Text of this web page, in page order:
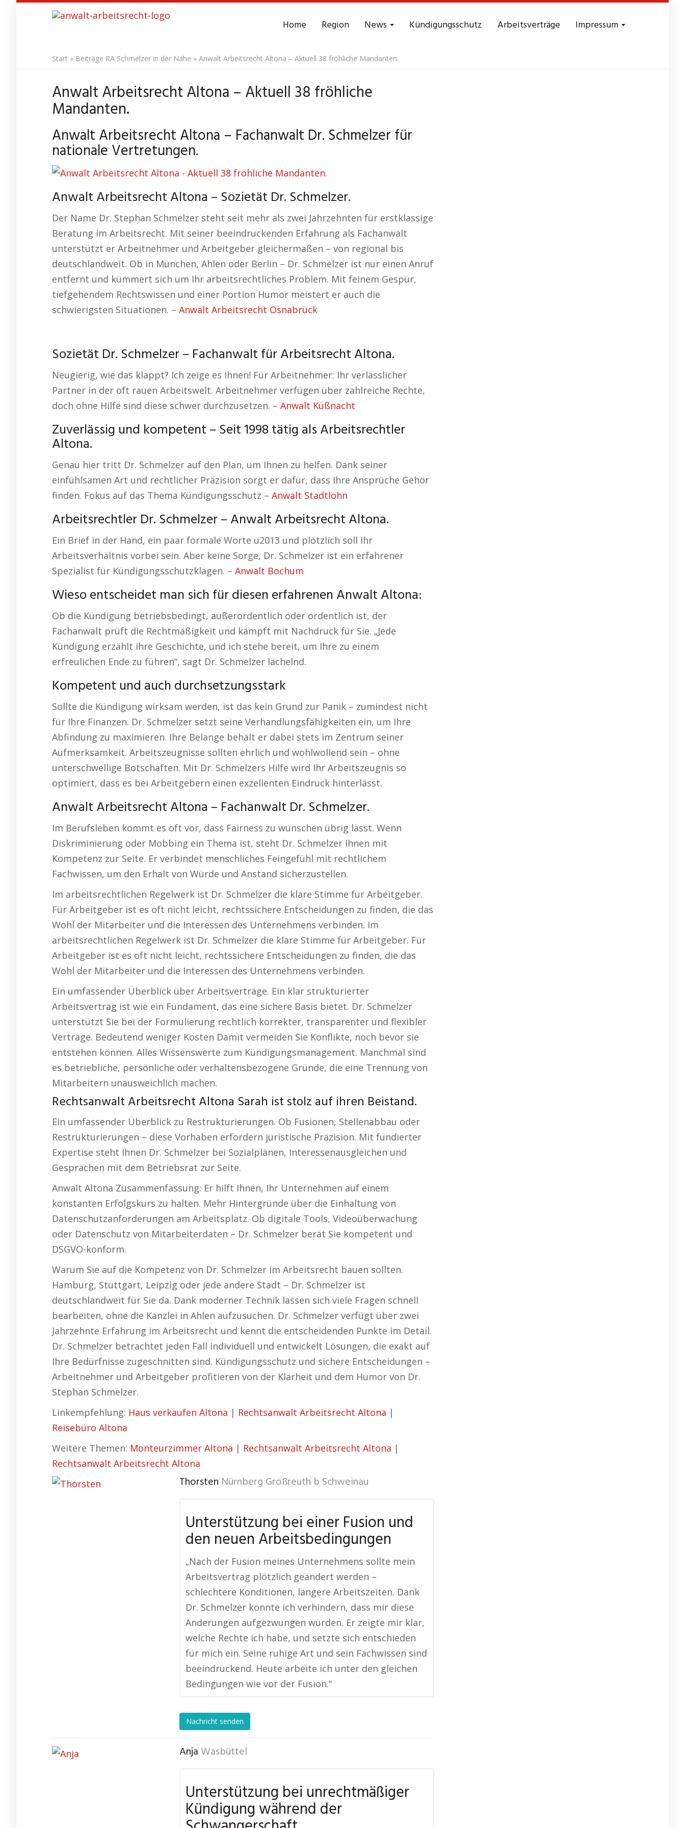
Home Region News Kündigungsschutz Arbeitsverträge Impressum
Start » Beiträge RA Schmelzer in der Nähe » Anwalt Arbeitsrecht Altona – Aktuell 38 fröhliche Mandanten.
Anwalt Arbeitsrecht Altona – Aktuell 38 fröhliche
Mandanten.
Anwalt Arbeitsrecht Altona – Fachanwalt Dr. Schmelzer für
nationale Vertretungen.
Anwalt Arbeitsrecht Altona – Sozietät Dr. Schmelzer.
Der Name Dr. Stephan Schmelzer steht seit mehr als zwei Jahrzehnten für erstklassige
Beratung im Arbeitsrecht. Mit seiner beeindruckenden Erfahrung als Fachanwalt
unterstützt er Arbeitnehmer und Arbeitgeber gleichermaßen – von regional bis
deutschlandweit. Ob in München, Ahlen oder Berlin – Dr. Schmelzer ist nur einen Anruf
entfernt und kümmert sich um Ihr arbeitsrechtliches Problem. Mit feinem Gespür,
tiefgehendem Rechtswissen und einer Portion Humor meistert er auch die
schwierigsten Situationen. – Anwalt Arbeitsrecht Osnabrück
Sozietät Dr. Schmelzer – Fachanwalt für Arbeitsrecht Altona.
Neugierig, wie das klappt? Ich zeige es Ihnen! Für Arbeitnehmer: Ihr verlässlicher
Partner in der oft rauen Arbeitswelt. Arbeitnehmer verfügen über zahlreiche Rechte,
doch ohne Hilfe sind diese schwer durchzusetzen. – Anwalt Küßnacht
Zuverlässig und kompetent – Seit 1998 tätig als Arbeitsrechtler
Altona.
Genau hier tritt Dr. Schmelzer auf den Plan, um Ihnen zu helfen. Dank seiner
einfühlsamen Art und rechtlicher Präzision sorgt er dafür, dass Ihre Ansprüche Gehör
finden. Fokus auf das Thema Kündigungsschutz – Anwalt Stadtlohn
Arbeitsrechtler Dr. Schmelzer – Anwalt Arbeitsrecht Altona.
Ein Brief in der Hand, ein paar formale Worte u2013 und plötzlich soll Ihr
Arbeitsverhältnis vorbei sein. Aber keine Sorge, Dr. Schmelzer ist ein erfahrener
Spezialist für Kündigungsschutzklagen. – Anwalt Bochum
Wieso entscheidet man sich für diesen erfahrenen Anwalt Altona:
Ob die Kündigung betriebsbedingt, außerordentlich oder ordentlich ist, der
Fachanwalt prüft die Rechtmäßigkeit und kämpft mit Nachdruck für Sie. „Jede
Kündigung erzählt ihre Geschichte, und ich stehe bereit, um Ihre zu einem
erfreulichen Ende zu führen“, sagt Dr. Schmelzer lächelnd.
Kompetent und auch durchsetzungsstark
Sollte die Kündigung wirksam werden, ist das kein Grund zur Panik – zumindest nicht
für Ihre Finanzen. Dr. Schmelzer setzt seine Verhandlungsfähigkeiten ein, um Ihre
Abfindung zu maximieren. Ihre Belange behält er dabei stets im Zentrum seiner
Aufmerksamkeit. Arbeitszeugnisse sollten ehrlich und wohlwollend sein – ohne
unterschwellige Botschaften. Mit Dr. Schmelzers Hilfe wird Ihr Arbeitszeugnis so
optimiert, dass es bei Arbeitgebern einen exzellenten Eindruck hinterlässt.
Anwalt Arbeitsrecht Altona – Fachanwalt Dr. Schmelzer.
Im Berufsleben kommt es oft vor, dass Fairness zu wünschen übrig lässt. Wenn
Diskriminierung oder Mobbing ein Thema ist, steht Dr. Schmelzer Ihnen mit
Kompetenz zur Seite. Er verbindet menschliches Feingefühl mit rechtlichem
Fachwissen, um den Erhalt von Würde und Anstand sicherzustellen.
Im arbeitsrechtlichen Regelwerk ist Dr. Schmelzer die klare Stimme für Arbeitgeber.
Für Arbeitgeber ist es oft nicht leicht, rechtssichere Entscheidungen zu finden, die das
Wohl der Mitarbeiter und die Interessen des Unternehmens verbinden. Im
arbeitsrechtlichen Regelwerk ist Dr. Schmelzer die klare Stimme für Arbeitgeber. Für
Arbeitgeber ist es oft nicht leicht, rechtssichere Entscheidungen zu finden, die das
Wohl der Mitarbeiter und die Interessen des Unternehmens verbinden.
Ein umfassender Überblick über Arbeitsverträge. Ein klar strukturierter
Arbeitsvertrag ist wie ein Fundament, das eine sichere Basis bietet. Dr. Schmelzer
unterstützt Sie bei der Formulierung rechtlich korrekter, transparenter und flexibler
Verträge. Bedeutend weniger Kosten Damit vermeiden Sie Konflikte, noch bevor sie
entstehen können. Alles Wissenswerte zum Kündigungsmanagement. Manchmal sind
es betriebliche, persönliche oder verhaltensbezogene Gründe, die eine Trennung von
Mitarbeitern unausweichlich machen.
Rechtsanwalt Arbeitsrecht Altona Sarah ist stolz auf ihren Beistand.
Ein umfassender Überblick zu Restrukturierungen. Ob Fusionen, Stellenabbau oder
Restrukturierungen – diese Vorhaben erfordern juristische Präzision. Mit fundierter
Expertise steht Ihnen Dr. Schmelzer bei Sozialplänen, Interessenausgleichen und
Gesprächen mit dem Betriebsrat zur Seite.
Anwalt Altona Zusammenfassung: Er hilft Ihnen, Ihr Unternehmen auf einem
konstanten Erfolgskurs zu halten. Mehr Hintergründe über die Einhaltung von
Datenschutzanforderungen am Arbeitsplatz. Ob digitale Tools, Videoüberwachung
oder Datenschutz von Mitarbeiterdaten – Dr. Schmelzer berät Sie kompetent und
DSGVO-konform.
Warum Sie auf die Kompetenz von Dr. Schmelzer im Arbeitsrecht bauen sollten.
Hamburg, Stuttgart, Leipzig oder jede andere Stadt – Dr. Schmelzer ist
deutschlandweit für Sie da. Dank moderner Technik lassen sich viele Fragen schnell
bearbeiten, ohne die Kanzlei in Ahlen aufzusuchen. Dr. Schmelzer verfügt über zwei
Jahrzehnte Erfahrung im Arbeitsrecht und kennt die entscheidenden Punkte im Detail.
Dr. Schmelzer betrachtet jeden Fall individuell und entwickelt Lösungen, die exakt auf
Ihre Bedürfnisse zugeschnitten sind. Kündigungsschutz und sichere Entscheidungen –
Arbeitnehmer und Arbeitgeber profitieren von der Klarheit und dem Humor von Dr.
Stephan Schmelzer.
Linkempfehlung: Haus verkaufen Altona | Rechtsanwalt Arbeitsrecht Altona |
Reisebüro Altona
Weitere Themen: Monteurzimmer Altona | Rechtsanwalt Arbeitsrecht Altona |
Rechtsanwalt Arbeitsrecht Altona
Thorsten Nürnberg Großreuth b Schweinau
Unterstützung bei einer Fusion und
den neuen Arbeitsbedingungen
„Nach der Fusion meines Unternehmens sollte mein
Arbeitsvertrag plötzlich geändert werden –
schlechtere Konditionen, längere Arbeitszeiten. Dank
Dr. Schmelzer konnte ich verhindern, dass mir diese
Änderungen aufgezwungen wurden. Er zeigte mir klar,
welche Rechte ich habe, und setzte sich entschieden
für mich ein. Seine ruhige Art und sein Fachwissen sind
beeindruckend. Heute arbeite ich unter den gleichen
Bedingungen wie vor der Fusion.“
Nachricht senden
Anja Wasbüttel
Unterstützung bei unrechtmäßiger
Kündigung während der